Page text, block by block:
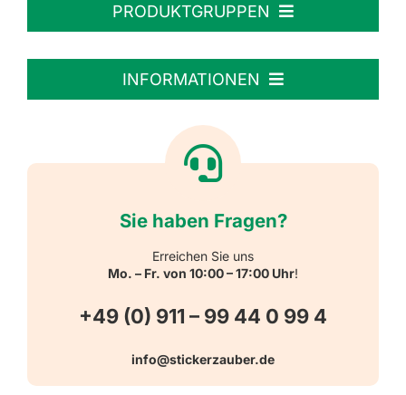
PRODUKTGRUPPEN
Personalisierte Aufkleber
Reflektierende Aufkleber
Warn-, Gebots-, Verbots- und
Hinweisaufkleber
INFORMATIONEN
Versandarten
Sie haben Fragen?
Erreichen Sie uns
Mo. – Fr. von 10:00 – 17:00 Uhr!
+49 (0) 911 – 99 44 0 99 4
info@stickerzauber.de